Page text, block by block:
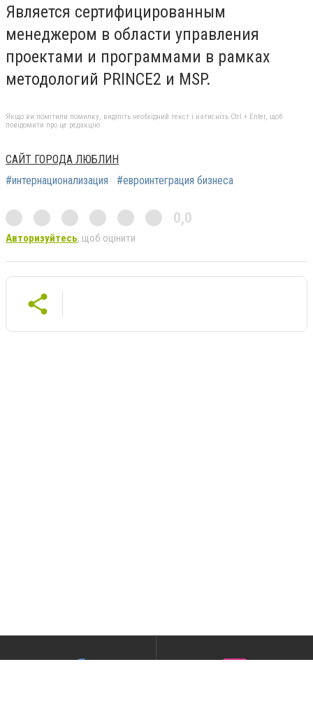
Является сертифицированным
менеджером в области управления
проектами и программами в рамках
методологий PRINCE2 и MSP.
Якщо ви помітили помилку, виділіть необхідний текст і натисніть Ctrl + Enter, щоб
повідомити про це редакцію
САЙТ ГОРОДА ЛЮБЛИН
#интернационализация
#евроинтеграция бизнеса
0,0
Авторизуйтесь, щоб оцінити